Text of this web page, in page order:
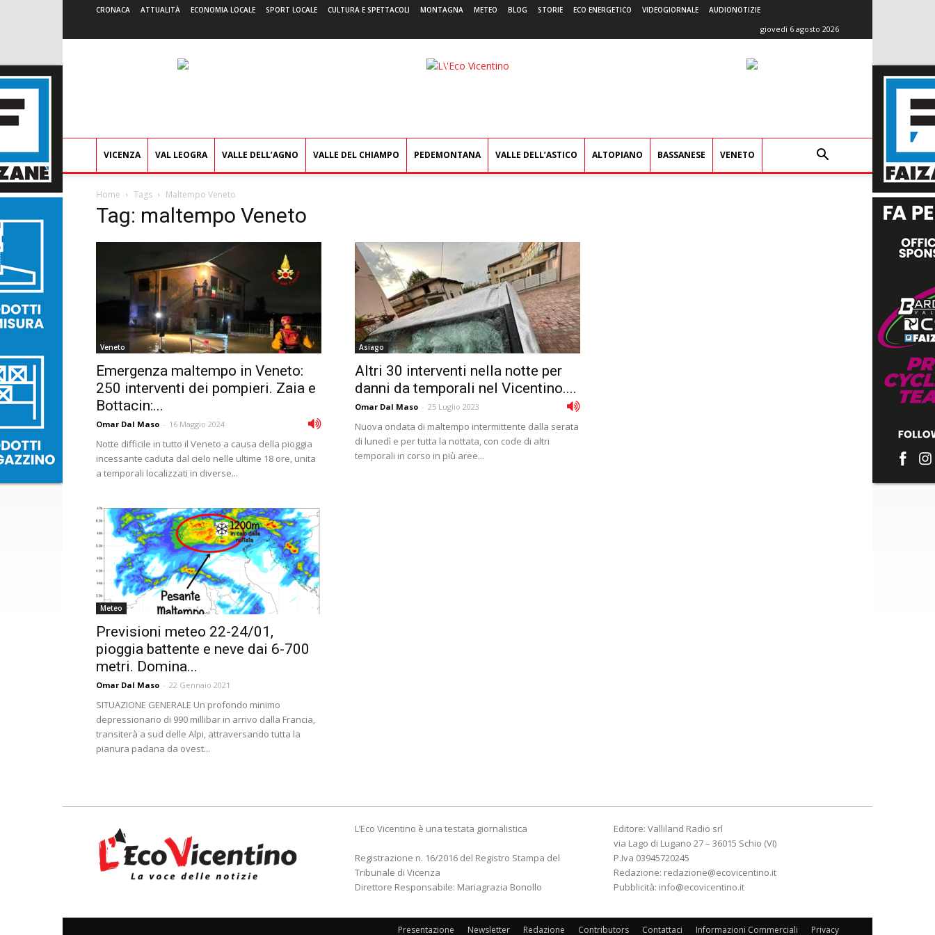
CRONACA ATTUALITÀ ECONOMIA LOCALE SPORT LOCALE CULTURA E SPETTACOLI MONTAGNA METEO BLOG STORIE ECO ENERGETICO VIDEOGIORNALE AUDIONOTIZIE
giovedì 6 agosto 2026
L'Eco
VICENZA VAL LEOGRA VALLE DELL’AGNO VALLE DEL CHIAMPO PEDEMONTANA VALLE DELL’ASTICO ALTOPIANO BASSANESE VENETO
Home Tags Maltempo Veneto
Tag: maltempo Veneto
Veneto
Emergenza maltempo in Veneto:
250 interventi dei pompieri. Zaia e
Bottacin:...
Omar Dal Maso - 16 Maggio 2024
Notte difficile in tutto il Veneto a causa della pioggia
incessante caduta dal cielo nelle ultime 18 ore, unita
a temporali localizzati in diverse...
Asiago
Altri 30 interventi nella notte per
danni da temporali nel Vicentino....
Omar Dal Maso - 25 Luglio 2023
Nuova ondata di maltempo intermittente dalla serata
di lunedì e per tutta la nottata, con code di altri
temporali in corso in più aree...
Meteo
Previsioni meteo 22-24/01,
pioggia battente e neve dai 6-700
metri. Domina...
Omar Dal Maso - 22 Gennaio 2021
SITUAZIONE GENERALE Un profondo minimo
depressionario di 990 millibar in arrivo dalla Francia,
transiterà a sud delle Alpi, attraversando tutta la
pianura padana da ovest...
L’Eco Vicentino è una testata giornalistica
Registrazione n. 16/2016 del Registro Stampa del
Tribunale di Vicenza
Direttore Responsabile: Mariagrazia Bonollo
Editore: Valliland Radio srl
via Lago di Lugano 27 – 36015 Schio (VI)
P.Iva 03945720245
Redazione: redazione@ecovicentino.it
Pubblicità: info@ecovicentino.it
Presentazione Newsletter Redazione Contributors Contattaci Informazioni Commerciali Privacy